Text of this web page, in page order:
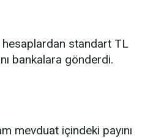
hesaplardan standart TL
bankalara gönderdi.
mevduat içindeki payını